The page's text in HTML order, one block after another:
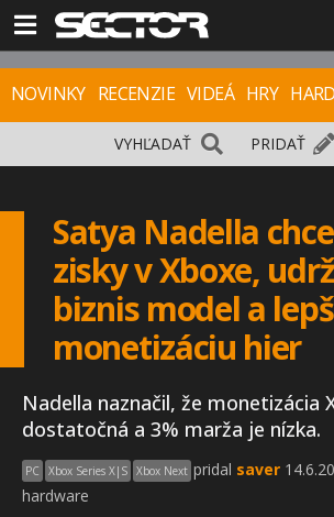
NOVINKY RECENZIE VIDEÁ HRY
PRIDAŤ
VYHĽADAŤ
Satya Nadella
zisky v Xboxe,
biznis model a
monetizáciu hier
Nadella naznačil, že monetizácia
dostatočná a 3% marža je nízka.
PC Xbox Series X|S Xbox Next pridal saver
hardware